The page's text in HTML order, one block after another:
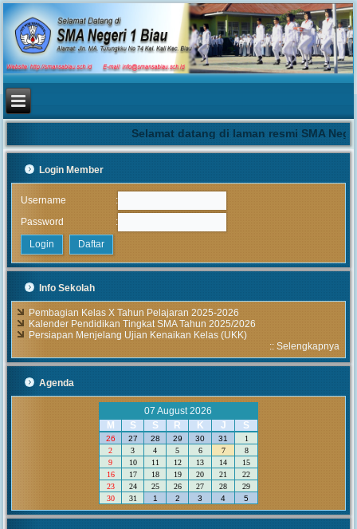
Selamat datang di laman resmi SMA
Login Member
Username
:
Password
:
Info Sekolah
Pembagian Kelas X Tahun Pelajaran 2025-2026
Kalender Pendidikan Tingkat SMA Tahun 2025/2026
Persiapan Menjelang Ujian Kenaikan Kelas (UKK)
:: Selengkapnya
Agenda
07 August 2026
M
S S R K J S
26 27 28 29 30 31
1
2
3 4 5 6 7
8
9
10 11 12 13 14
15
16
17 18 19 20 21
22
23
24 25 26 27 28
29
30
31 1 2 3 4 5